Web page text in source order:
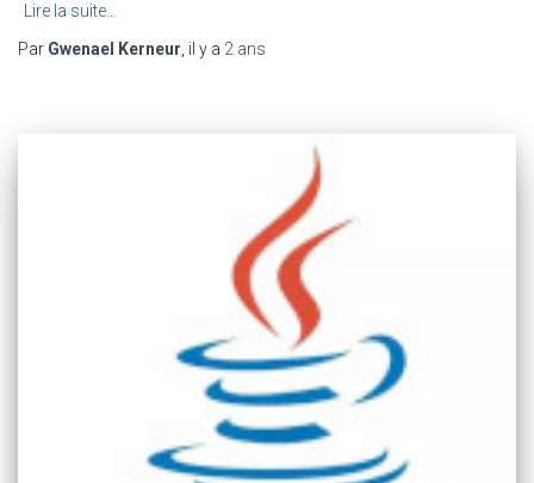
Lire la suite…
Par Gwenael Kerneur , il y a 2 ans